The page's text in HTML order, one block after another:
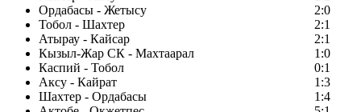
Ордабасы - Жетысу
2:0
Тобол - Шахтер
2:1
Атырау - Кайсар
2:1
Кызыл-Жар СК - Махтаарал
1:0
Каспий - Тобол
0:1
Аксу - Кайрат
1:3
Шахтер - Ордабасы
1:4